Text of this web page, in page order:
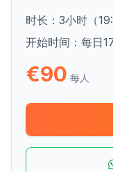
时长： 3小时（
开始时间： 每日
€90 每人